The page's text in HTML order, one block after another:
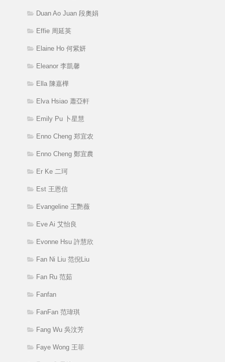
Duan Ao Juan 段奧娟
Effie 周延英
Elaine Ho 何紫妍
Eleanor 李凱馨
Ella 陳嘉樺
Elva Hsiao 蕭亞軒
Emily Pu 卜星慧
Enno Cheng 郑宜农
Enno Cheng 鄭宜農
Er Ke 二珂
Est 王恩信
Evangeline 王艷薇
Eve Ai 艾怡良
Evonne Hsu 許慧欣
Fan Ni Liu 范倪Liu
Fan Ru 范茹
Fanfan
FanFan 范瑋琪
Fang Wu 吳汶芳
Faye Wong 王菲